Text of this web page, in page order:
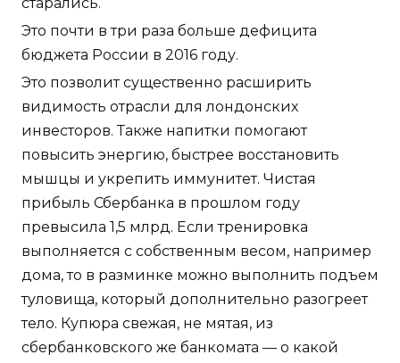
старались.
Это почти в три раза больше дефицита
бюджета России в 2016 году.
Это позволит существенно расширить
видимость отрасли для лондонских
инвесторов. Также напитки помогают
повысить энергию, быстрее восстановить
мышцы и укрепить иммунитет. Чистая
прибыль Сбербанка в прошлом году
превысила 1,5 млрд. Если тренировка
выполняется с собственным весом, например
дома, то в разминке можно выполнить подъем
туловища, который дополнительно разогреет
тело. Купюра свежая, не мятая, из
сбербанковского же банкомата — о какой